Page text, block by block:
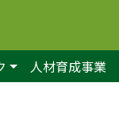
人材育成事業